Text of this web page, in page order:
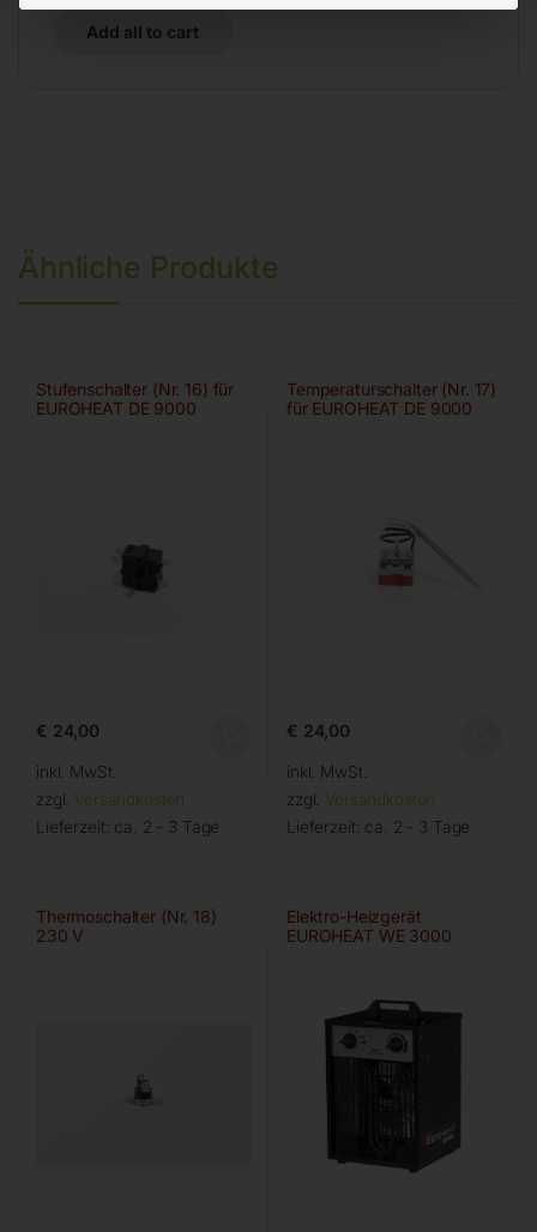
Add all to cart
Ähnliche Produkte
Stufenschalter (Nr. 16) für
EUROHEAT DE 9000
€ 24,00
inkl. MwSt.
zzgl. Versandkosten
Lieferzeit: ca. 2 - 3 Tage
Temperaturschalter (Nr. 17)
für EUROHEAT DE 9000
€ 24,00
inkl. MwSt.
zzgl. Versandkosten
Lieferzeit: ca. 2 - 3 Tage
Thermoschalter (Nr. 18)
230 V
Elektro-Heizgerät
EUROHEAT WE 3000